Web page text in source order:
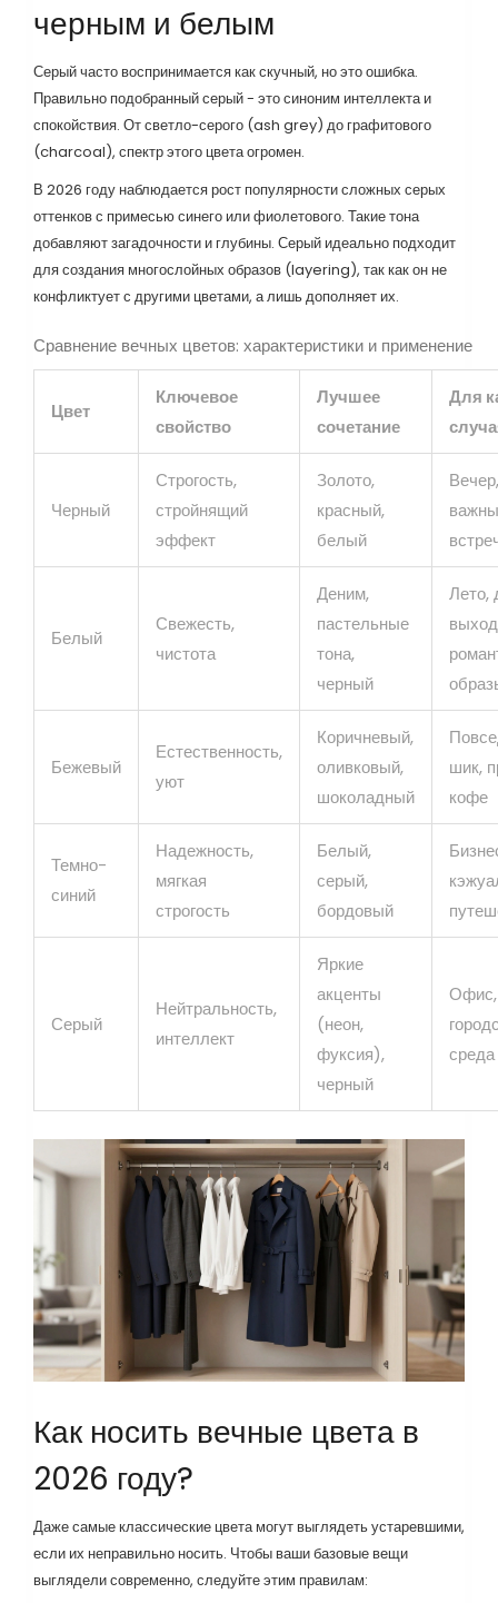
черным и белым
Серый часто воспринимается как скучный, но это ошибка.
Правильно подобранный серый - это синоним интеллекта и
спокойствия. От светло-серого (ash grey) до графитового
(charcoal), спектр этого цвета огромен.
В 2026 году наблюдается рост популярности сложных серых
оттенков с примесью синего или фиолетового. Такие тона
добавляют загадочности и глубины. Серый идеально подходит
для создания многослойных образов (layering), так как он не
конфликтует с другими цветами, а лишь дополняет их.
Сравнение вечных цветов: характеристики и применение
Цвет
Ключевое
свойство
Лучшее
сочетание
Для
Черный
Строгость,
стройнящий
эффект
Золото,
красный,
белый
Белый
Свежесть,
чистота
Деним,
пастельные
тона,
черный
Лето,
Бежевый
Естественность,
уют
Коричневый,
оливковый,
шоколадный
шик,
кофе
Темно-
синий
Надежность,
мягкая
строгость
Белый,
серый,
бордовый
Серый
Нейтральность,
интеллект
Яркие
акценты
(неон,
фуксия),
черный
Офис,
среда
Как носить вечные цвета в
2026 году?
Даже самые классические цвета могут выглядеть устаревшими,
если их неправильно носить. Чтобы ваши базовые вещи
выглядели современно, следуйте этим правилам: